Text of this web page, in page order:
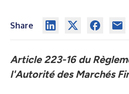
Share
Article 223-16 du
l'Autorité des Marchés